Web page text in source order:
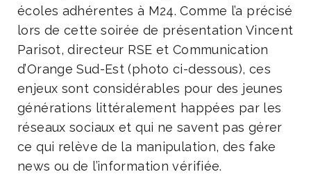
écoles adhérentes à M24. Comme l’a précisé
lors de cette soirée de présentation Vincent
Parisot, directeur RSE et Communication
d’Orange Sud-Est (photo ci-dessous), ces
enjeux sont considérables pour des jeunes
générations littéralement happées par les
réseaux sociaux et qui ne savent pas gérer
ce qui relève de la manipulation, des fake
news ou de l’information vérifiée.